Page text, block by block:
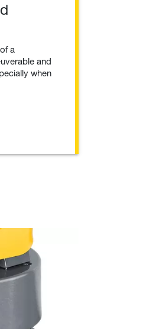
a
and
when